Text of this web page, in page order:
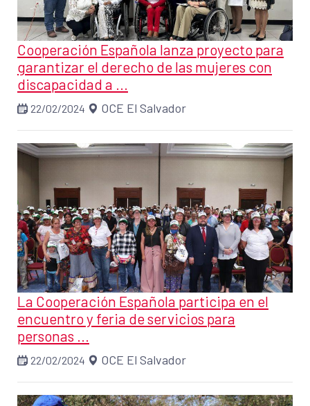
Cooperación Española lanza proyecto para
garantizar el derecho de las mujeres con
discapacidad a ...
22/02/2024 OCE El Salvador
La Cooperación Española participa en el
encuentro y feria de servicios para
personas ...
22/02/2024 OCE El Salvador